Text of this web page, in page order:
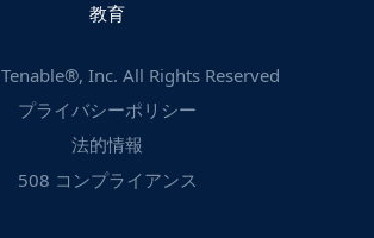
教育
Tenable®, Inc. All Rights Reserved
プライバシーポリシー
法的情報
508 コンプライアンス